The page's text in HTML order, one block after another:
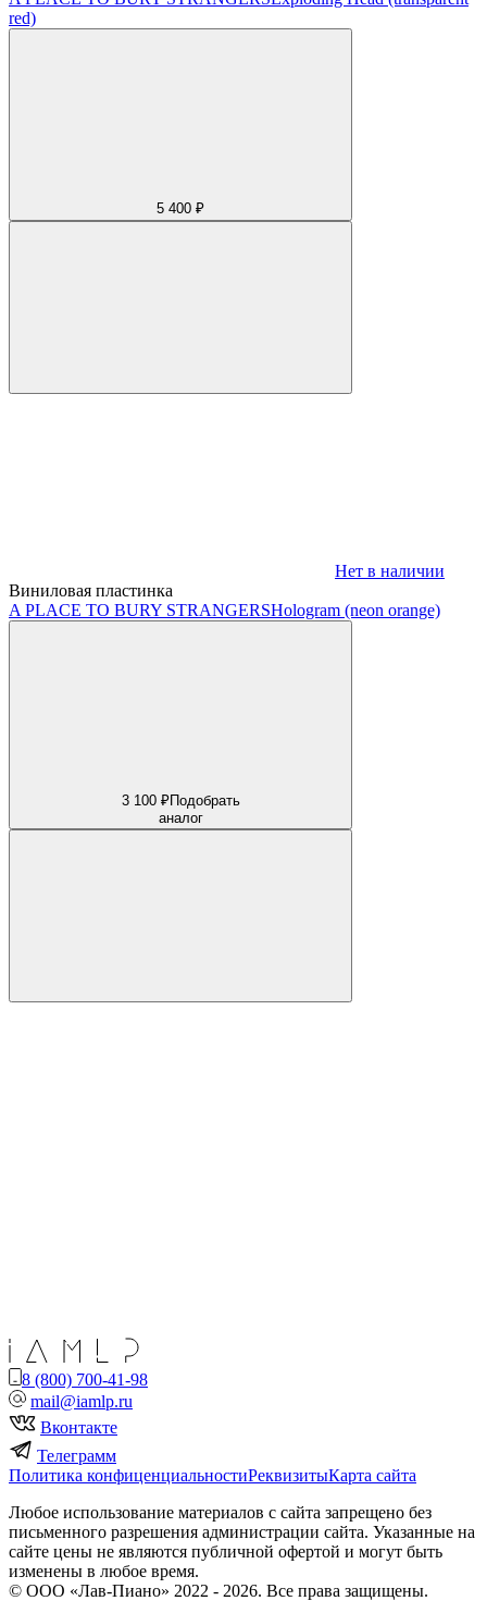
red)
5 400 ₽
Нет в наличии
Виниловая пластинка
A PLACE TO BURY STRANGERSHologram (neon orange)
3 100 ₽Подобрать
аналог
8 (800) 700-41-98
mail@iamlp.ru
Вконтакте
Телеграмм
Политика конфиценциальностиРеквизитыКарта сайта
Любое использование материалов с сайта запрещено без
письменного разрешения администрации сайта. Указанные на
сайте цены не являются публичной офертой и могут быть
изменены в любое время.
© ООО «Лав-Пиано» 2022 - 2026. Все права защищены.